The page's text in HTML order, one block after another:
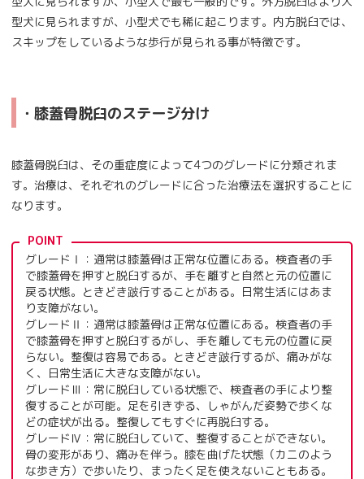
型犬に見られますが、小型犬でも稀に起こります。内方脱臼では、
スキップをしているような歩行が見られる事が特徴です。
・膝蓋骨脱臼のステージ分け
膝蓋骨脱臼は、その重症度によって4つのグレードに分類されま
す。治療は、それぞれのグレードに合った治療法を選択することに
なります。
POINT
グレードⅠ：通常は膝蓋骨は正常な位置にある。検査者の手
で膝蓋骨を押すと脱臼するが、手を離すと自然と元の位置に
戻る状態。ときどき跛行することがある。日常生活にはあま
り支障がない。
グレードⅡ：通常は膝蓋骨は正常な位置にある。検査者の手
で膝蓋骨を押すと脱臼するがし、手を離しても元の位置に戻
らない。整復は容易である。ときどき跛行するが、痛みがな
く、日常生活に大きな支障がない。
グレードⅢ：常に脱臼している状態で、検査者の手により整
復することが可能。足を引きずる、しゃがんだ姿勢で歩くな
どの症状が出る。整復してもすぐに再脱臼する。
グレードⅣ：常に脱臼していて、整復することができない。
骨の変形があり、痛みを伴う。膝を曲げた状態（カニのよう
な歩き方）で歩いたり、まったく足を使えないこともある。